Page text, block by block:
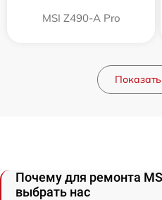
MSI Z490-A Pro
Почему для ремонта
выбрать нас